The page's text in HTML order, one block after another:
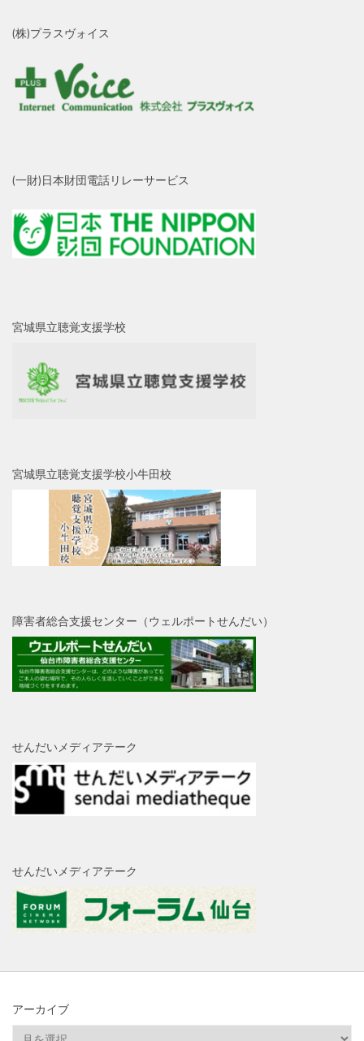
(株)プラスヴォイス
(一財)日本財団電話リレーサービス
宮城県立聴覚支援学校
宮城県立聴覚支援学校小牛田校
障害者総合支援センター（ウェルポートせんだい）
せんだいメディアテーク
せんだいメディアテーク
アーカイブ